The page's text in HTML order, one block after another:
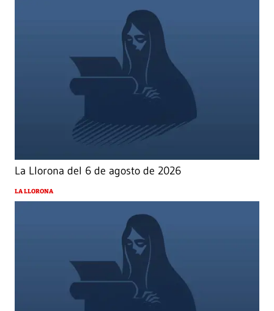
La Llorona del 6 de agosto de 2026
LA LLORONA